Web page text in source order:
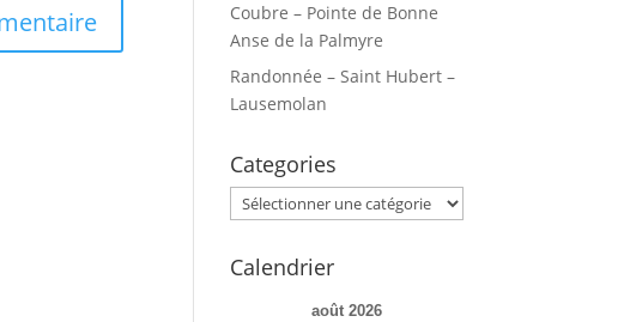
Coubre – Pointe de Bonne
Anse de la Palmyre
Randonnée – Saint Hubert –
Lausemolan
Categories
Categories
Calendrier
août 2026